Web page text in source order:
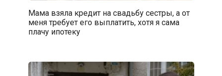
Мама взяла кредит на свадьбу сестры, а от
меня требует его выплатить, хотя я сама
плачу ипотеку